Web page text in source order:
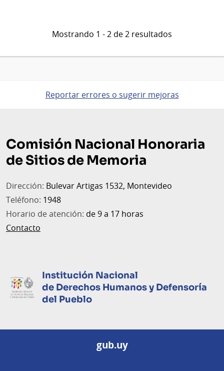
Mostrando 1 - 2 de 2 resultados
Reportar errores o sugerir mejoras
de
página
Comisión Nacional Honoraria
de Sitios de Memoria
Dirección: Bulevar Artigas 1532, Montevideo
Teléfono: 1948
Horario de atención: de 9 a 17 horas
Contacto
Institución Nacional
de Derechos Humanosy Defensoría
del Pueblo
gub.uy